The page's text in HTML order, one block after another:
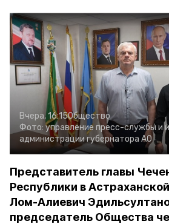
Вчера, 16:15Общество
Фото: управление пресс-службы и
администрации губернатора АО
Представитель главы
Республики в
Лом-Алиевич
председатель Общества